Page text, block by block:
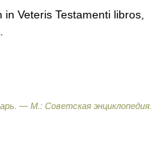
in Veteris Testamenti libros,
— М.: Советская энциклопедия